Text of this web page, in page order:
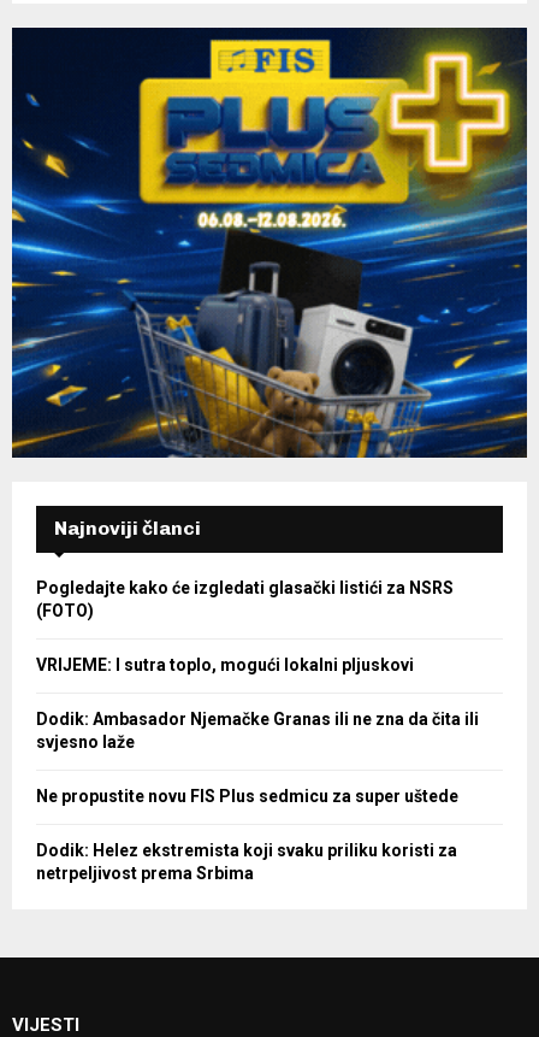
H
Najnoviji članci
Pogledajte kako će izgledati glasački listići za NSRS
(FOTO)
VRIJEME: I sutra toplo, mogući lokalni pljuskovi
Dodik: Ambasador Njemačke Granas ili ne zna da čita ili
svjesno laže
Ne propustite novu FIS Plus sedmicu za super uštede
Dodik: Helez ekstremista koji svaku priliku koristi za
netrpeljivost prema Srbima
VIJESTI